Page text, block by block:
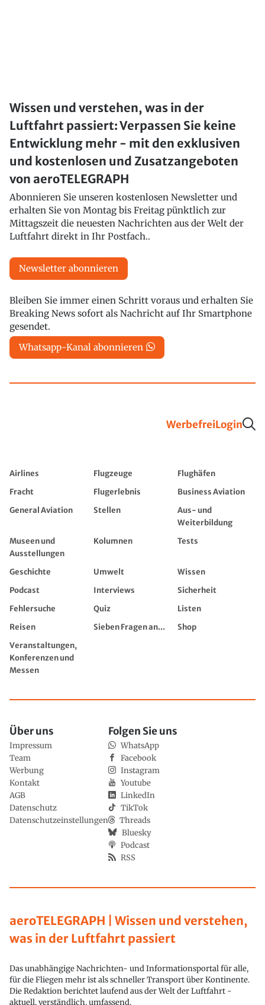
Wissen und verstehen, was in der
Luftfahrt passiert: Verpassen Sie keine
Entwicklung mehr - mit den exklusiven
und kostenlosen und Zusatzangeboten
von aeroTELEGRAPH
Abonnieren Sie unseren kostenlosen Newsletter und
erhalten Sie von Montag bis Freitag pünktlich zur
Mittagszeit die neuesten Nachrichten aus der Welt der
Luftfahrt direkt in Ihr Postfach..
Newsletter abonnieren
Bleiben Sie immer einen Schritt voraus und erhalten Sie
Breaking News sofort als Nachricht auf Ihr Smartphone
gesendet.
Whatsapp-Kanal abonnieren
WerbefreiLogin
Airlines Flugzeuge
Flughäfen
Fracht
Flugerlebnis
Business Aviation
General Aviation
Stellen
Aus- und
Weiterbildung
Museen und
Ausstellungen
Kolumnen Tests
Geschichte Umwelt
Wissen
Podcast
Interviews
Sicherheit
Fehlersuche
Quiz
Listen
Reisen
Sieben Fragen an...
Shop
Veranstaltungen,
Konferenzen und
Messen
aeroTELEGRAPH | Wissen und verstehen,
was in der Luftfahrt passiert
Das unabhängige Nachrichten- und Informationsportal für alle,
für die Fliegen mehr ist als schneller Transport über Kontinente.
Die Redaktion berichtet laufend aus der Welt der Luftfahrt -
aktuell, verständlich, umfassend.
Über uns
Impressum
Team
Werbung
Kontakt
AGB
Datenschutz
Datenschutzeinstellungen
Folgen Sie uns
WhatsApp
Facebook
Instagram
Youtube
LinkedIn
TikTok
Threads
Bluesky
Podcast
RSS